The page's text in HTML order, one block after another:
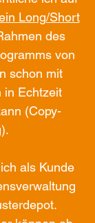
Long/Short
des
von
schon mit
in Echtzeit
(Copy-
als Kunde